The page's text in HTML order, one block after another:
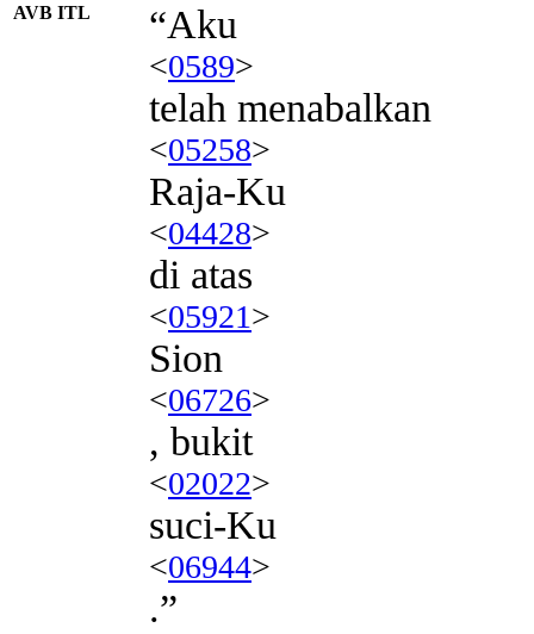
AVB ITL “Aku
<0589>
telah menabalkan
<05258>
Raja-Ku
<04428>
di atas
<05921>
Sion
<06726>
, bukit
<02022>
suci-Ku
<06944>
.”